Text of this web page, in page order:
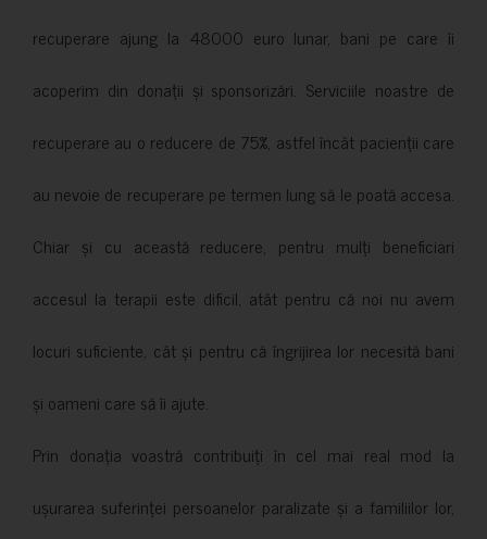
recuperare ajung la 48000 euro lunar, bani pe care îi
acoperim din donații și sponsorizări. Serviciile noastre de
recuperare au o reducere de 75%, astfel încât pacienții care
au nevoie de recuperare pe termen lung să le poată accesa.
Chiar și cu această reducere, pentru mulți beneficiari
accesul la terapii este dificil, atât pentru că noi nu avem
locuri suficiente, cât și pentru că îngrijirea lor necesită bani
și oameni care să îi ajute.
Prin donația voastră contribuiți în cel mai real mod la
ușurarea suferinței persoanelor paralizate și a familiilor lor,